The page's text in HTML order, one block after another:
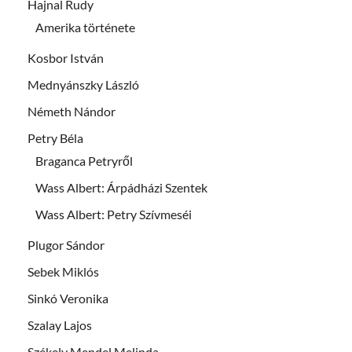
Hajnal Rudy
Amerika története
Kosbor István
Mednyánszky László
Németh Nándor
Petry Béla
Braganca Petryről
Wass Albert: Árpádházi Szentek
Wass Albert: Petry Szívmeséi
Plugor Sándor
Sebek Miklós
Sinkó Veronika
Szalay Lajos